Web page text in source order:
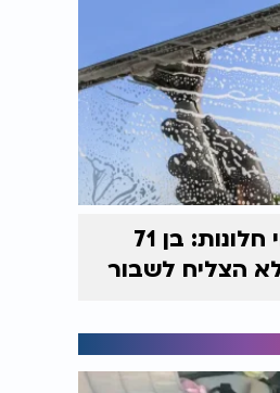
אליפות העולם בניקוי חלונות: בן 71
הצליח לשבור